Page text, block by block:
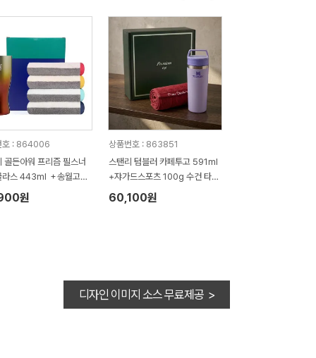
호 : 864006
골든아워 프리즘 필스너
라스 443ml ＋송월고급
세트원
상품번호 : 863851
스탠리 텀블러 카페투고 591ml
+쟈가드스포츠 100g 수건 타올
텀블러세트 까페투고 SL13
60,100원
디자인 이미지 소스 무료제공 >